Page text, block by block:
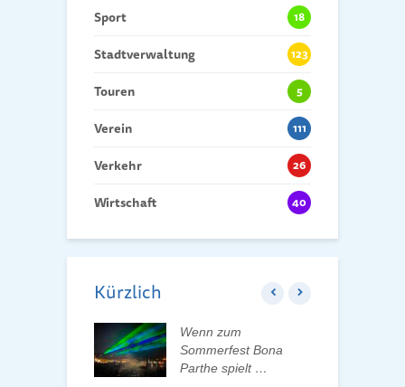
Sport 18
Stadtverwaltung 123
Touren 5
Verein 111
Verkehr 26
Wirtschaft 40
Kürzlich
Wenn zum
Sommerfest Bona
Parthe spielt …